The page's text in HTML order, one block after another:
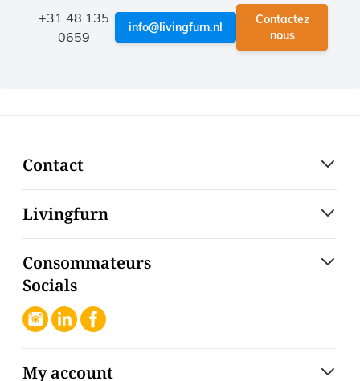
+31 48 135
0659
info@livingfurn.nl
Contactez
nous
Contact
Livingfurn
Consommateurs
Socials
My account